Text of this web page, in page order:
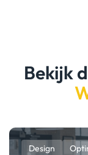
Bekijk
Design